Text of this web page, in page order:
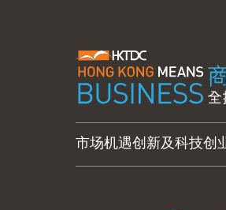
市场机遇创新及科技创